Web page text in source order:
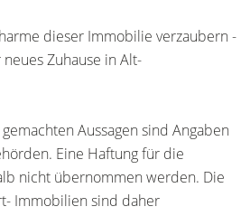
dieser Immobilie verzaubern -
Zuhause in Alt-
Aussagen sind Angaben
Eine Haftung für die
nicht übernommen werden. Die
Immobilien sind daher